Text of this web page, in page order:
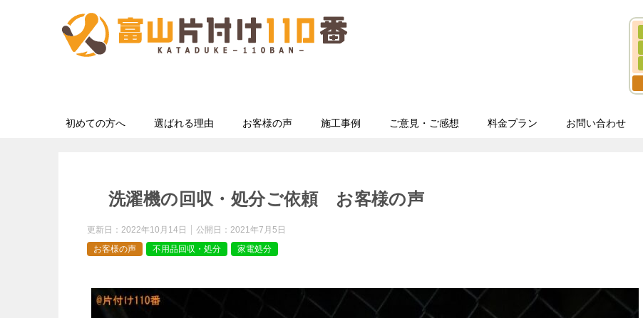
初めての方へ 選ばれる理由 お客様の声 施工事例 ご意見・ご感想 料金プラン お問い合わせ
洗濯機の回収・処分ご依頼 お客様の声
更新日： 2022年10月14日 公開日： 2021年7月5日
お客様の声
不用品回収・処分 家電処分